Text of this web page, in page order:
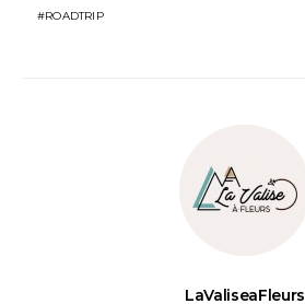
ROADTRIP
LaValiseaFleurs